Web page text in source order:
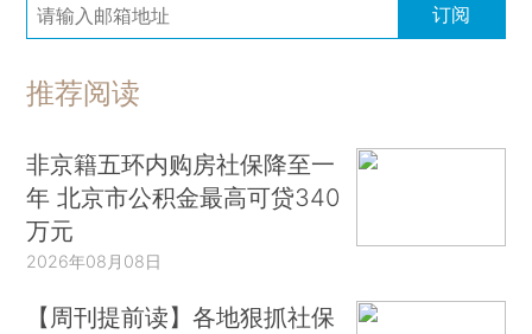
订阅
推荐阅读
非京籍五环内购房社保降至一
年 北京市公积金最高可贷340
万元
2026年08月08日
【周刊提前读】各地狠抓社保